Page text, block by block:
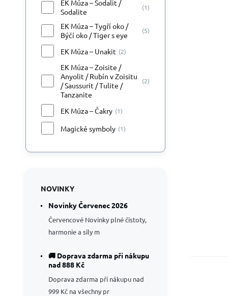
EK Múza – Sodalit /
Sodalite
(1)
EK Múza – Tygří oko /
Býčí oko / Tiger s eye
(5)
EK Múza – Unakit (2)
EK Múza – Zoisite /
Anyolit / Rubín v Zoisitu
/ Saussurit / Tulite /
Tanzanite
(2)
EK Múza – Čakry (1)
Magické symboly (1)
NOVINKY
Novinky Červenec 2026
Červencové Novinky plné čistoty,
harmonie a síly m
🚚 Doprava zdarma při nákupu
nad 888 Kč
Doprava zdarma při nákupu nad
999 Kč na všechny pr